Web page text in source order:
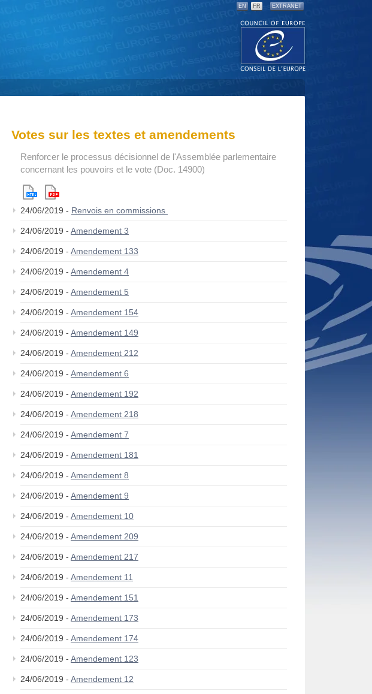
EN FR EXTRANET
Votes sur les textes et amendements
Renforcer le processus décisionnel de l'Assemblée parlementaire
concernant les pouvoirs et le vote (Doc. 14900)
24/06/2019 - Renvois en commissions
24/06/2019 - Amendement 3
24/06/2019 - Amendement 133
24/06/2019 - Amendement 4
24/06/2019 - Amendement 5
24/06/2019 - Amendement 154
24/06/2019 - Amendement 149
24/06/2019 - Amendement 212
24/06/2019 - Amendement 6
24/06/2019 - Amendement 192
24/06/2019 - Amendement 218
24/06/2019 - Amendement 7
24/06/2019 - Amendement 181
24/06/2019 - Amendement 8
24/06/2019 - Amendement 9
24/06/2019 - Amendement 10
24/06/2019 - Amendement 209
24/06/2019 - Amendement 217
24/06/2019 - Amendement 11
24/06/2019 - Amendement 151
24/06/2019 - Amendement 173
24/06/2019 - Amendement 174
24/06/2019 - Amendement 123
24/06/2019 - Amendement 12